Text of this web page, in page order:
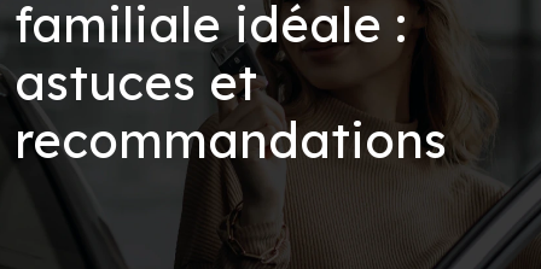
familiale idéale :
astuces et
recommandations